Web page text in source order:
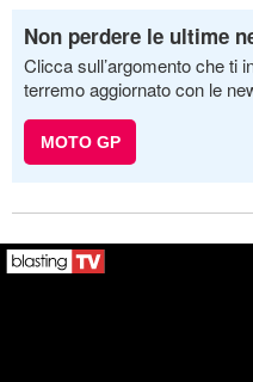
Non perdere le ultime
Clicca sull’argomento che ti
terremo aggiornato con le
MOTO GP